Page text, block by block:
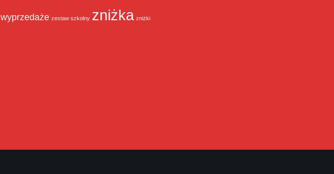
wyprzedaże zestaw szkolny zniżka zniżki